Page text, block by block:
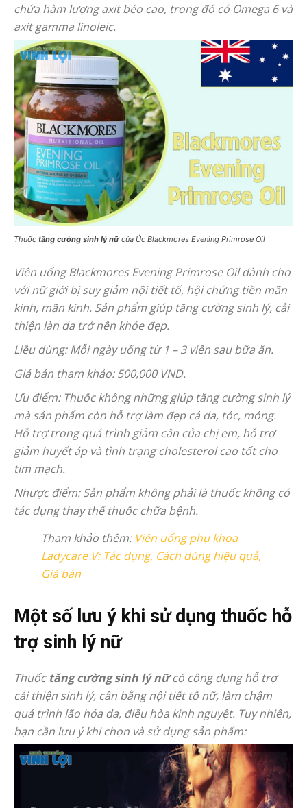
chứa hàm lượng axit béo cao, trong đó có Omega 6 và
axit gamma linoleic.
Thuốc tăng cường sinh lý nữcủa Úc Blackmores Evening Primrose Oil
Viên uống Blackmores Evening Primrose Oil dành cho
với nữ giới bị suy giảm nội tiết tố, hội chứng tiền mãn
kinh, mãn kinh. Sản phẩm giúp tăng cường sinh lý, cải
thiện làn da trở nên khỏe đẹp.
Liều dùng: Mỗi ngày uống từ 1 – 3 viên sau bữa ăn.
Giá bán tham khảo: 500,000 VND.
Ưu điểm: Thuốc không những giúp tăng cường sinh lý
mà sản phẩm còn hỗ trợ làm đẹp cả da, tóc, móng.
Hỗ trợ trong quá trình giảm cân của chị em, hỗ trợ
giảm huyết áp và tình trạng cholesterol cao tốt cho
tim mạch.
Nhược điểm: Sản phẩm không phải là thuốc không có
tác dụng thay thế thuốc chữa bệnh.
Tham khảo thêm: Viên uống phụ khoa
Ladycare V: Tác dụng, Cách dùng hiệu quả,
Giá bán
Một số lưu ý khi sử dụng thuốc hỗ
trợ sinh lý nữ
Thuốc tăng cường sinh lý nữcó công dụng hỗ trợ
cải thiện sinh lý, cân bằng nội tiết tố nữ, làm chậm
quá trình lão hóa da, điều hòa kinh nguyệt. Tuy nhiên,
bạn cần lưu ý khi chọn và sử dụng sản phẩm: